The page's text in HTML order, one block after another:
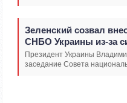
Зеленский созвал
СНБО Украины из-за
Президент Украины
заседание Совета